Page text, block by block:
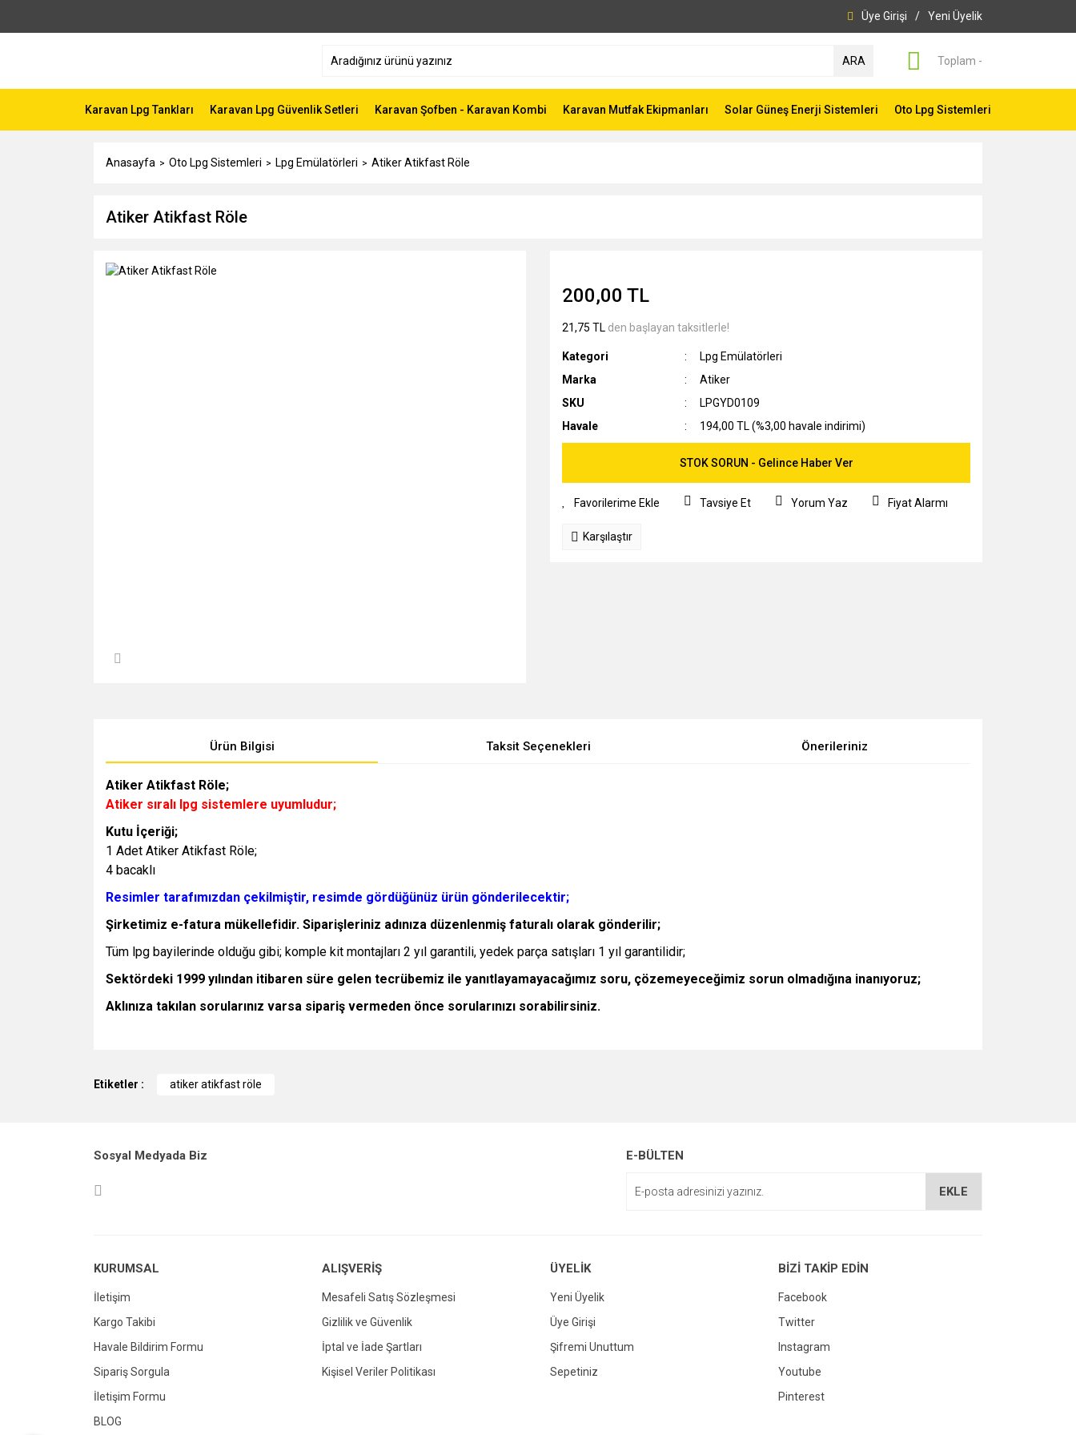
Üye Girişi / Yeni Üyelik
ARA Toplam -
Karavan Lpg Tankları Karavan Lpg Güvenlik Setleri Karavan Şofben - Karavan Kombi Karavan Mutfak Ekipmanları Solar Güneş Enerji Sistemleri Oto Lpg Sistemleri
Anasayfa Oto Lpg Sistemleri Lpg Emülatörleri Atiker Atikfast Röle
Atiker Atikfast Röle
200,00 TL
21,75 TL den başlayan taksitlerle!
Kategori
Lpg Emülatörleri
Marka
Atiker
SKU
LPGYD0109
Havale
194,00 TL (%3,00 havale indirimi)
STOK SORUN - Gelince Haber Ver
Tavsiye Et Yorum Yaz Fiyat Alarmı
Karşılaştır
Ürün Bilgisi Taksit Seçenekleri Önerileriniz
Atiker Atikfast Röle;
Atiker sıralı lpg sistemlere uyumludur;
Kutu İçeriği;
1 Adet Atiker Atikfast Röle;
4 bacaklı
Resimler tarafımızdan çekilmiştir, resimde gördüğünüz ürün gönderilecektir;
Şirketimiz e-fatura mükellefidir. Siparişleriniz adınıza düzenlenmiş faturalı olarak gönderilir;
Tüm lpg bayilerinde olduğu gibi; komple kit montajları 2 yıl garantili, yedek parça satışları 1 yıl garantilidir;
Sektördeki 1999 yılından itibaren süre gelen tecrübemiz ile yanıtlayamayacağımız soru, çözemeyeceğimiz sorun olmadığına inanıyoruz;
Aklınıza takılan sorularınız varsa sipariş vermeden önce sorularınızı sorabilirsiniz.
Ürün bilgilerinde hatalar bulunuyor.
Gönder
Etiketler : atiker atikfast röle
Sosyal Medyada Biz E-BÜLTEN
EKLE
KURUMSAL
İletişim
Kargo Takibi
Havale Bildirim Formu
Sipariş Sorgula
İletişim Formu
BLOG
ALIŞVERİŞ
Mesafeli Satış Sözleşmesi
Gizlilik ve Güvenlik
İptal ve İade Şartları
Kişisel Veriler Politikası
ÜYELİK
Yeni Üyelik
Üye Girişi
Şifremi Unuttum
Sepetiniz
BİZİ TAKİP EDİN
Facebook
Twitter
Instagram
Youtube
Pinterest